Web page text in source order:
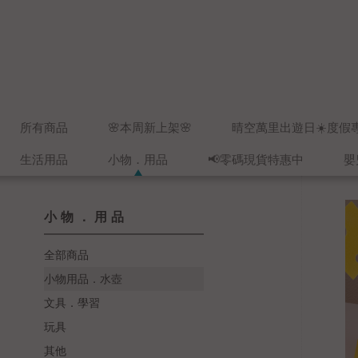
所有商品 🌸本周新上架🌸 晴空萬里出遊日☀️度假
生活用品 小物．用品 📢零碼現貨特惠中
小物．用品
全部商品
小物用品．水壺
文具．學習
玩具
其他